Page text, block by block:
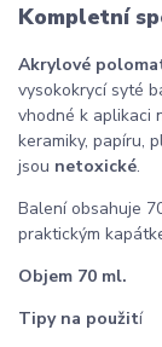
Kompletní
Akrylové
vysokokrycí syté
vhodné k aplikaci
keramiky, papíru,
jsou netoxické.
Balení obsahuje
praktickým
Objem 70 ml.
Tipy na použití